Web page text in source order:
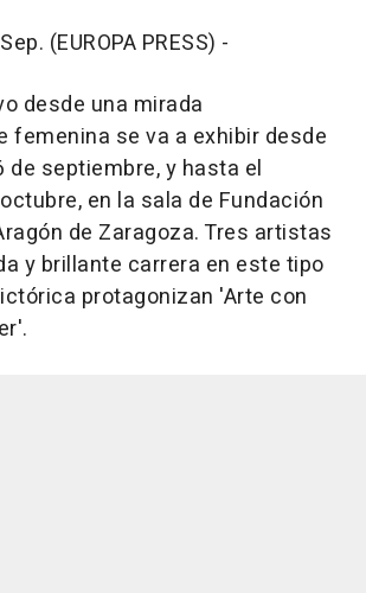
(EUROPA PRESS) -
desde una mirada
femenina se va a exhibir desde
de septiembre, y hasta el
en la sala de Fundación
de Zaragoza. Tres artistas
y brillante carrera en este tipo
protagonizan 'Arte con